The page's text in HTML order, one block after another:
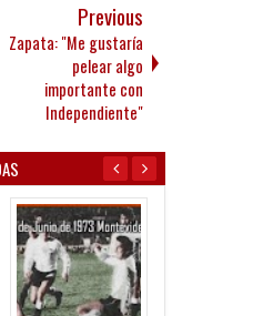
Previous
Zapata: "Me gustaría
pelear algo
importante con
Independiente"